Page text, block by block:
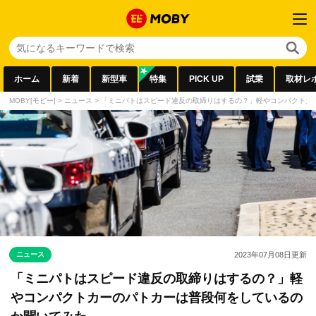
ホーム 新着 新型車 特集 PICK UP 試乗 取材レ
MOBY[モビー] > ニュース > 「ミニパトはスピード違反の取締りはするの？」軽やコンパクト
ニュース 2023年07月08日更新
「ミニパトはスピード違反の取締りはするの？」軽
やコンパクトカーのパトカーは普段何をしているの